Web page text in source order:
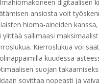
digitaalisen
ansiosta voit
hioma-aineiden
ylittää sallimaasi
Kierroslukua voi
kuudessa
suojan
sovittaa nopeasti ja